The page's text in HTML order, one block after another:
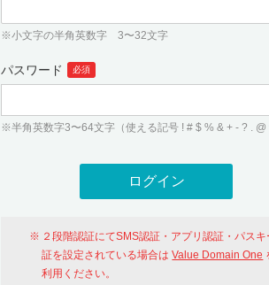
※小文字の半角英数字 3〜32文字
パスワード 必須
※半角英数字3〜64文字（使える記号 ! # $ % & + - ? . @
２段階認証にてSMS認証・アプリ認証・パスキ
証を設定されている場合はValue Domain One
利用ください。